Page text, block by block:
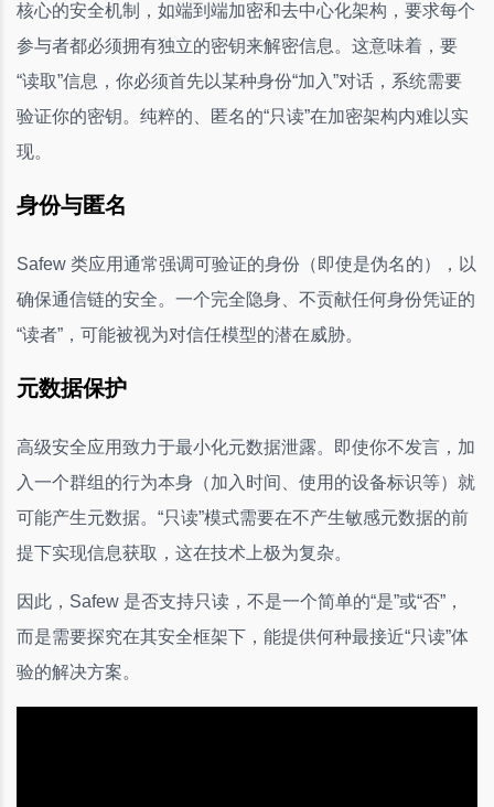
核心的安全机制，如端到端加密和去中心化架构，要求每个
参与者都必须拥有独立的密钥来解密信息。这意味着，要
“读取”信息，你必须首先以某种身份“加入”对话，系统需要
验证你的密钥。纯粹的、匿名的“只读”在加密架构内难以实
现。
身份与匿名
Safew 类应用通常强调可验证的身份（即使是伪名的），以
确保通信链的安全。一个完全隐身、不贡献任何身份凭证的
“读者”，可能被视为对信任模型的潜在威胁。
元数据保护
高级安全应用致力于最小化元数据泄露。即使你不发言，加
入一个群组的行为本身（加入时间、使用的设备标识等）就
可能产生元数据。“只读”模式需要在不产生敏感元数据的前
提下实现信息获取，这在技术上极为复杂。
因此，Safew 是否支持只读，不是一个简单的“是”或“否”，
而是需要探究在其安全框架下，能提供何种最接近“只读”体
验的解决方案。